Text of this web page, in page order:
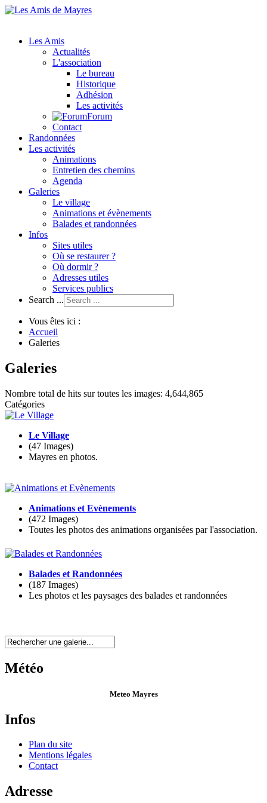
Les Amis
Actualités
L'association
Le bureau
Historique
Adhésion
Les activités
Forum
Contact
Randonnées
Les activités
Animations
Entretien des chemins
Agenda
Galeries
Le village
Animations et évènements
Balades et randonnées
Infos
Sites utiles
Où se restaurer ?
Où dormir ?
Adresses utiles
Services publics
Search ...
Vous êtes ici :
Accueil
Galeries
Galeries
Nombre total de hits sur toutes les images: 4,644,865
Catégories
Le Village
(47 Images)
Mayres en photos.
Animations et Evènements
(472 Images)
Toutes les photos des animations organisées par l'association.
Balades et Randonnées
(187 Images)
Les photos et les paysages des balades et randonnées
Météo
Meteo Mayres
Infos
Plan du site
Mentions légales
Contact
Adresse